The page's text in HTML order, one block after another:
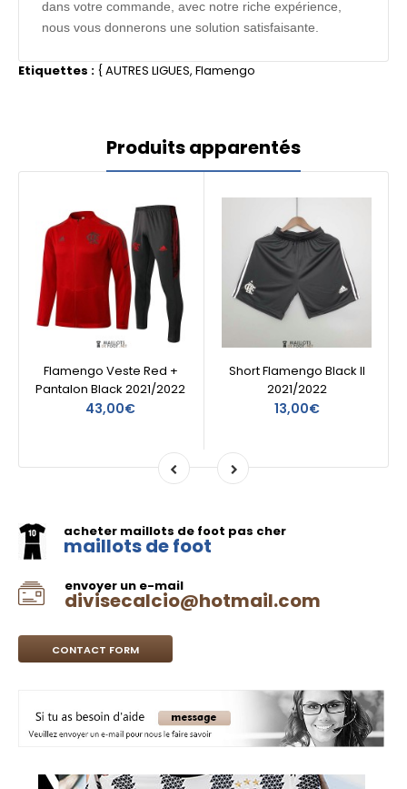
dans votre commande, avec notre riche expérience,
nous vous donnerons une solution satisfaisante.
Etiquettes : {AUTRES LIGUES, Flamengo
Produits apparentés
Flamengo Veste Red +
Pantalon Black 2021/2022
43,00€
Short Flamengo Black II
2021/2022
13,00€
acheter maillots de foot pas cher
maillots de foot
envoyer un e-mail
divisecalcio@hotmail.com
CONTACT FORM